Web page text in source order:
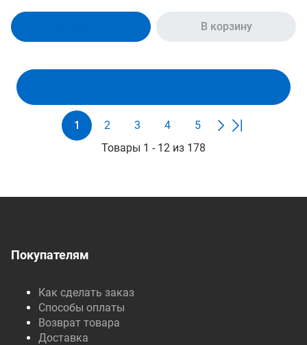
разъем
- 8pin 6pin+2pinВ корзину
1 2 3 4
5
Товары 1 - 12 из 178
Покупателям
Как сделать заказ
Способы оплаты
Возврат товара
Доставка